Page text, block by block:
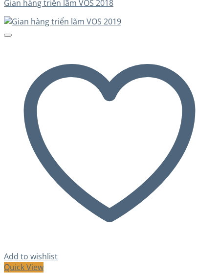
Gian hàng triển lãm VOS 2018
Add to wishlist
Quick View